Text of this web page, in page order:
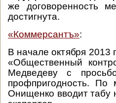
же договоренность
достигнута.
«Коммерсантъ»:
В начале октября 2013
«Общественный
Медведеву с
профпригодность. По
Онищенко вводит табу